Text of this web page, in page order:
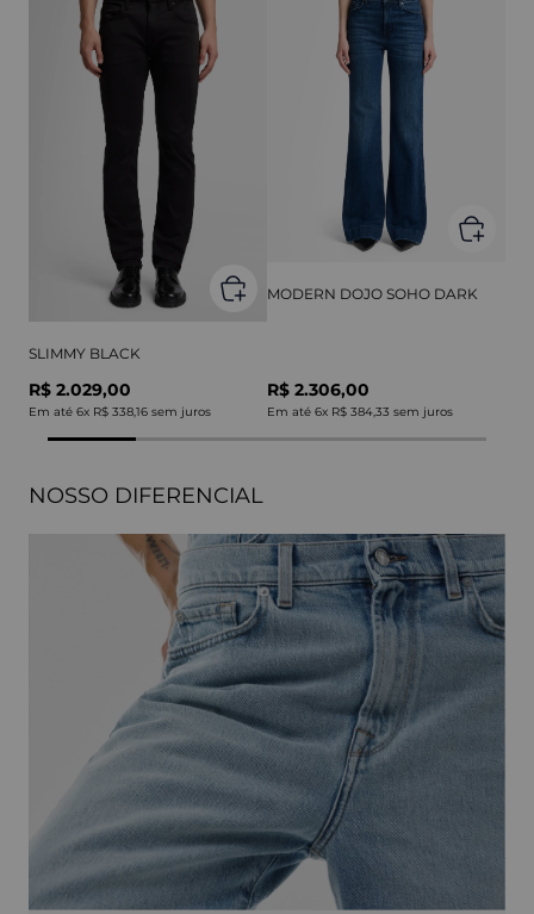
SLIMMY BLACK
R$ 2.029,00
Em até 6x R$ 338,16 sem juros
MODERN DOJO SOHO DARK
R$ 2.306,00
Em até 6x R$ 384,33 sem juros
NOSSO DIFERENCIAL